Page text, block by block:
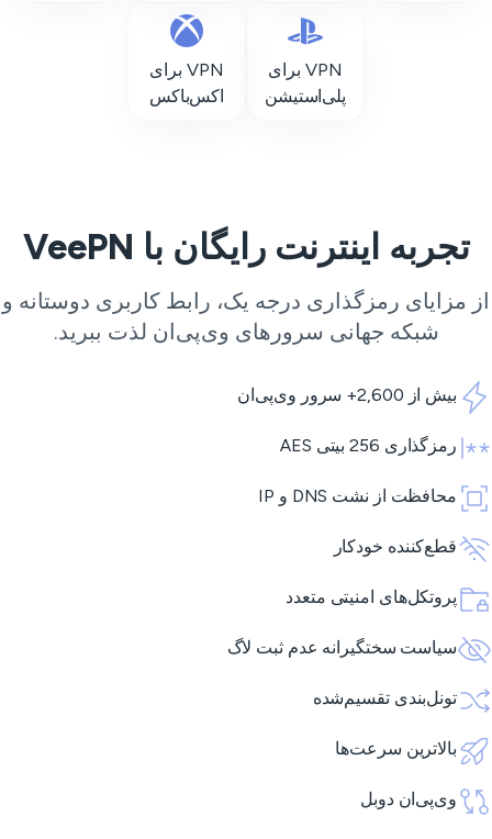
VPN برای
پلی‌استیشن
VPN برای
اکس‌باکس
تجربه اینترنت رایگان با VeePN
مزایای رمزگذاری درجه یک، رابط کاربری دوستانه و
شبکه جهانی سرورهای وی‌پی‌انلذت ببرید.
بیش از 2,600+ سرور وی‌پی‌ان
رمزگذاری 256 بیتی AES
محافظت از نشت DNS و IP
قطع‌کننده خودکار
پروتکل‌های امنیتی متعدد
سیاست سختگیرانه عدم ثبت لاگ
تونل‌بندی تقسیم‌شده
بالاترین سرعت‌ها
وی‌پی‌ان دوبل